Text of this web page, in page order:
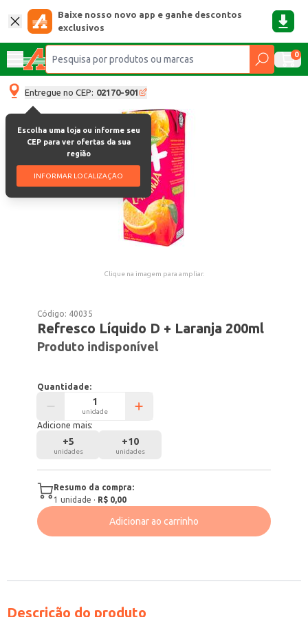
Baixe nosso novo app e ganhe descontos
exclusivos
0
Entregue no CEP: 02170-901
Escolha uma loja ou informe seu
CEP para ver ofertas da sua
região
INFORMAR LOCALIZAÇÃO
Clique na imagem para ampliar.
Código: 40035
Refresco Líquido D + Laranja 200ml
Produto indisponível
Quantidade:
unidade
Adicione mais:
+5
unidades
+10
unidades
Resumo da compra:
1 unidade · R$ 0,00
Adicionar ao carrinho
Descrição do produto